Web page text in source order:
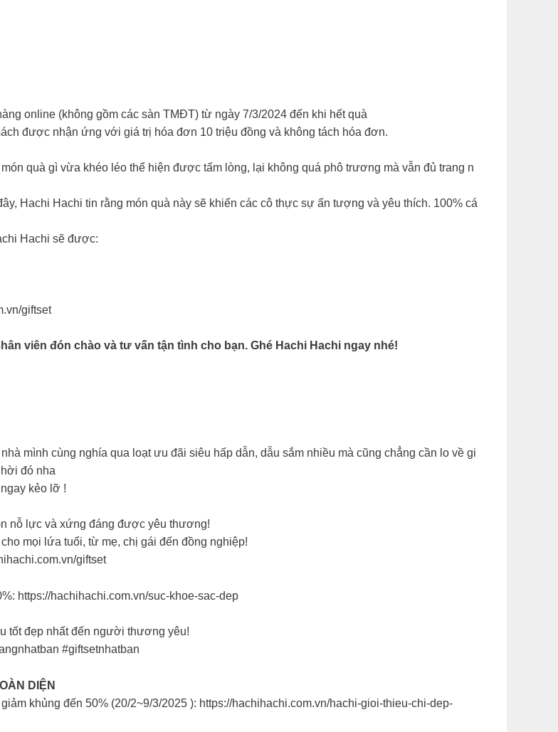
online (không gồm các sàn TMĐT) từ ngày 7/3/2024 đến khi hết quà
được nhận ứng với giá trị hóa đơn 10 triệu đồng và không tách hóa đơn.
quà gì vừa khéo léo thể hiện được tấm lòng, lại không quá phô trương mà vẫn đủ trang n
Hachi Hachi tin rằng món quà này sẽ khiến các cô thực sự ấn tượng và yêu thích. 100% cá
Hachi sẽ được:
giftset
viên đón chào và tư vấn tận tình cho bạn. Ghé Hachi Hachi ngay nhé!
mình cùng nghía qua loạt ưu đãi siêu hấp dẫn, dẫu sắm nhiều mà cũng chẳng cần lo về gi
đó nha
kẻo lỡ !
nỗ lực và xứng đáng được yêu thương!
mọi lứa tuổi, từ mẹ, chị gái đến đồng nghiệp!
giftset
https://hachihachi.com.vn/suc-khoe-sac-dep
tốt đẹp nhất đến người thương yêu!
#giftsetnhatban
DIỆN
khủng đến 50% (20/2~9/3/2025 ): https://hachihachi.com.vn/hachi-gioi-thieu-chi-dep-